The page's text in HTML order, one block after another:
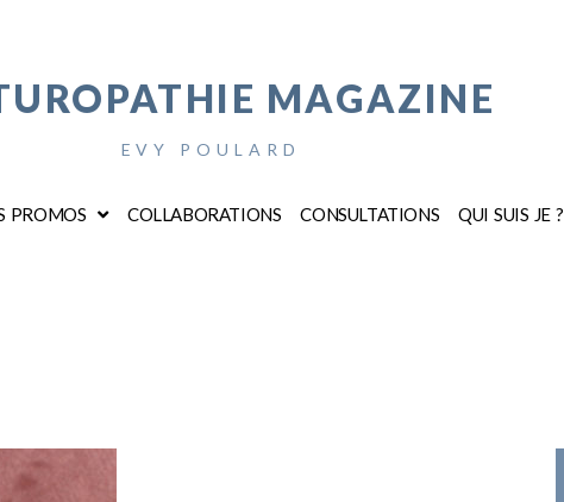
MAGAZINE
EVY POULARD
PROMOS COLLABORATIONS CONSULTATIONS QUI SUIS JE ?